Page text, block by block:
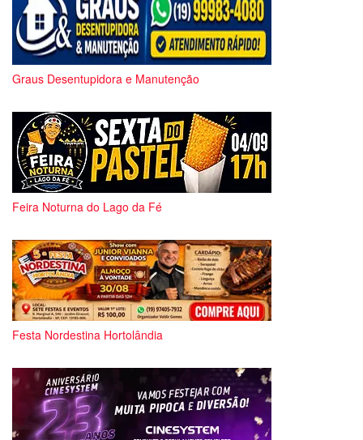
Graus Desentupidora e Manutenção
Feira Noturna do Lago da Fé
Festa Nordestina Hortolândia